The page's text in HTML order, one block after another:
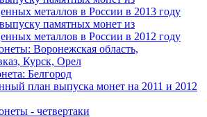
металлов в России в 2013 году
памятных монет из
металлов в России в 2012 году
Воронежская область,
Курск, Орел
Белгород
план выпуска монет на 2011 и 2012
- четвертаки